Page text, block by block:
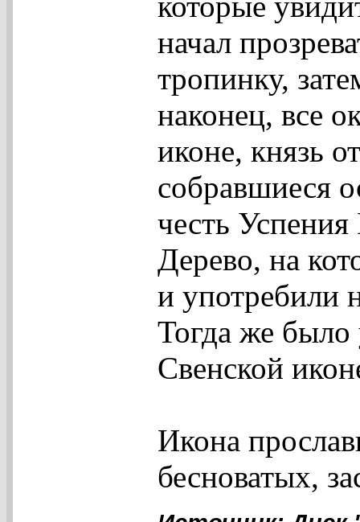
начал
тропинку,
наконец, все
иконе, князь
собравшиеся
честь
Дерево, на
и употребили
Тогда же было
Свенской
Икона
бесноватых,